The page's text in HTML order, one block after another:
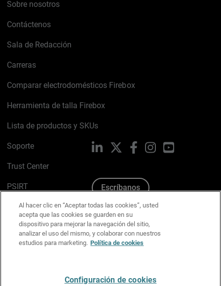
Sobre nosotros
Contáctenos
Sala de Redacción
Carreras
Comparar electrodomésticos Firebox
Herramienta de talla Firebox
Lista de productos y SKUs
Soporte
Trust Center
PSIRT
Política de cookies
Política de privacidad
Kit de medios y marca
LinkedIn FacebookInstagram
Escríbanos
Al hacer clic en “Aceptar todas las cookies”, usted
acepta que las cookies se guarden en su
dispositivo para mejorar la navegación del sitio,
analizar el uso del mismo, y colaborar con nuestros
estudios para marketing. Política de cookies
Configuración de cookies